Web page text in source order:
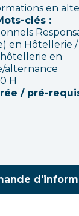
en
clés :
en Hôtellerie /
en
alternance
H
/ pré-